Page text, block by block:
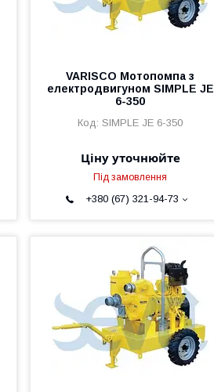
VARISCO Мотопомпа з
електродвигуном SIMPLE JE
6-350
SIMPLE JE 6-350
Ціну уточнюйте
Під замовлення
+380 (67) 321-94-73